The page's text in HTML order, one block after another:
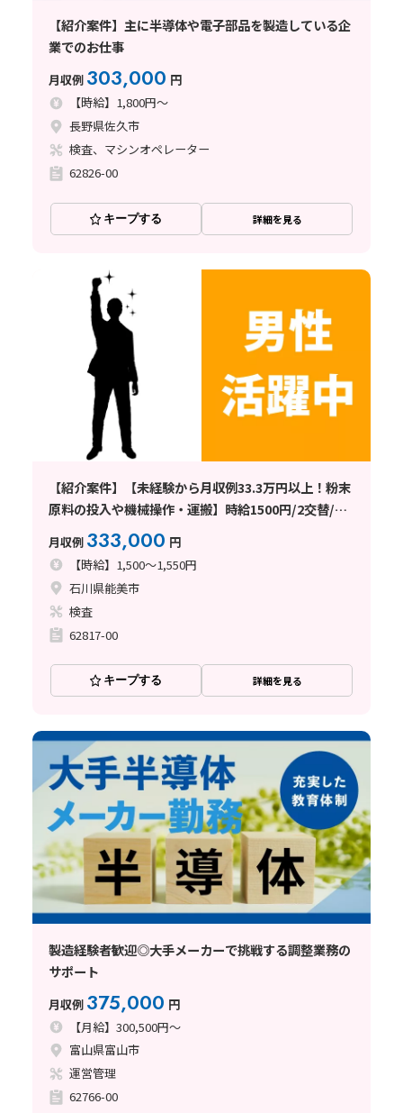
【紹介案件】主に半導体や電子部品を製造している企
業でのお仕事
月収例 303,000 円
【時給】1,800円～
長野県佐久市
検査、マシンオペレーター
62826-00
キープする 詳細を見る
【紹介案件】【未経験から月収例33.3万円以上！粉末
原料の投入や機械操作・運搬】時給1500円/2交替/石
川県能美市能美/4勤2休のシフト制/寮完備/昇給あり
でさらに収入UP♪
月収例 333,000 円
【時給】1,500～1,550円
石川県能美市
検査
62817-00
キープする 詳細を見る
製造経験者歓迎◎大手メーカーで挑戦する調整業務の
サポート
月収例 375,000 円
【月給】300,500円～
富山県富山市
運営管理
62766-00